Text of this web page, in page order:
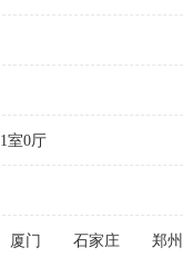
1室0厅
厦门 石家庄 郑州